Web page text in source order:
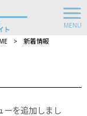
MENU
> 新着情報
ーを追加しまし